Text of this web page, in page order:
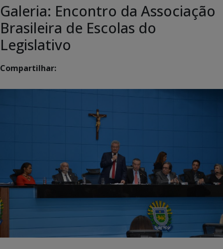
Galeria: Encontro da Associação
Brasileira de Escolas do
Legislativo
Compartilhar: